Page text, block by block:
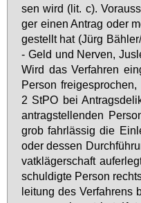
sen wird (lit. c).
ger ei­nen An­trag oder
ge­stellt hat (Jürg
- Geld und Ner­ven,
Wird das Ver­fah­ren
Per­son
2 StPO bei
an­trag­stel­len­den
grob fahr­läs­sig die
oder des­sen
vat­klä­ger­schaft
schul­dig­te Per­son
lei­tung des Ver­fah­rens